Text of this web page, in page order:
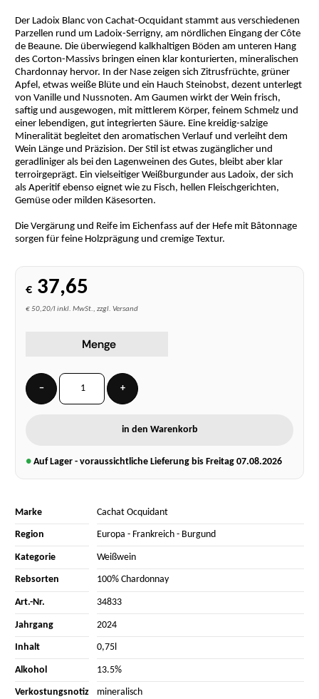
Der Ladoix Blanc von Cachat-Ocquidant stammt aus verschiedenen
Parzellen rund um Ladoix-Serrigny, am nördlichen Eingang der Côte
de Beaune. Die überwiegend kalkhaltigen Böden am unteren Hang
des Corton-Massivs bringen einen klar konturierten, mineralischen
Chardonnay hervor. In der Nase zeigen sich Zitrusfrüchte, grüner
Apfel, etwas weiße Blüte und ein Hauch Steinobst, dezent unterlegt
von Vanille und Nussnoten. Am Gaumen wirkt der Wein frisch,
saftig und ausgewogen, mit mittlerem Körper, feinem Schmelz und
einer lebendigen, gut integrierten Säure. Eine kreidig-salzige
Mineralität begleitet den aromatischen Verlauf und verleiht dem
Wein Länge und Präzision. Der Stil ist etwas zugänglicher und
geradliniger als bei den Lagenweinen des Gutes, bleibt aber klar
terroirgeprägt. Ein vielseitiger Weißburgunder aus Ladoix, der sich
als Aperitif ebenso eignet wie zu Fisch, hellen Fleischgerichten,
Gemüse oder milden Käsesorten.
Die Vergärung und Reife im Eichenfass auf der Hefe mit Bâtonnage
sorgen für feine Holzprägung und cremige Textur.
€ 37,65
€ 50,20/l inkl. MwSt., zzgl. Versand
Menge
− +
in den Warenkorb
● Auf Lager - voraussichtliche Lieferung bis Freitag 07.08.2026
Marke Cachat Ocquidant
Region Europa - Frankreich- Burgund
Kategorie Weißwein
Rebsorten 100% Chardonnay
Art.-Nr. 34833
Jahrgang 2024
Inhalt 0,75l
Alkohol 13.5%
Verkostungsnotiz mineralisch